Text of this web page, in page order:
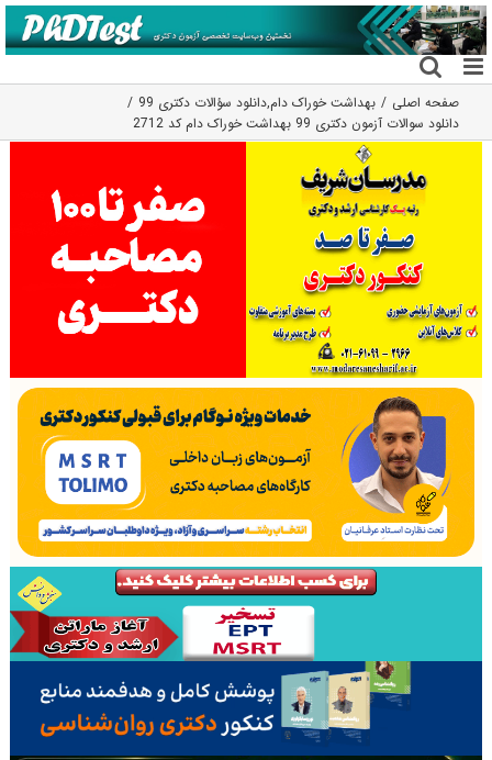
رفتن
به
محتوا
صفحه اصلی بهداشت خوراک دام,دانلود سؤالات دکتری 99
دانلود سوالات آزمون دکتری 99 بهداشت خوراک دام کد 2712